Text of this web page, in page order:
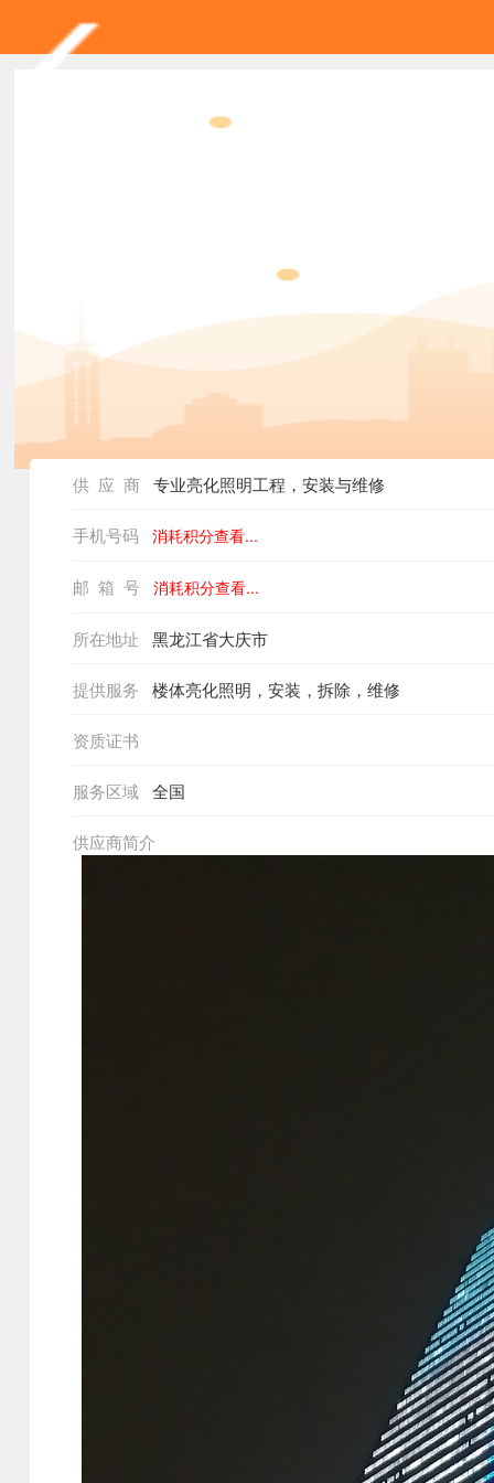
供 应 商 专业亮化照明工程，安装与维修
手机号码 消耗积分查看...
邮 箱 号 消耗积分查看...
所在地址 黑龙江省大庆市
提供服务 楼体亮化照明，安装，拆除，维修
资质证书
服务区域 全国
供应商简介